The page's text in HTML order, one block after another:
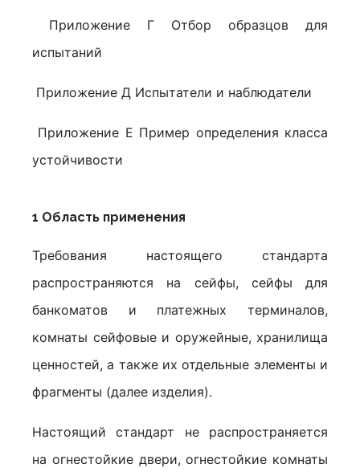
Приложение Г Отбор образцов для
испытаний
Приложение Д Испытатели и наблюдатели
Приложение Е Пример определения класса
устойчивости
1 Область применения
Требования настоящего стандарта
распространяются на сейфы, сейфы для
банкоматов и платежных терминалов,
комнаты сейфовые и оружейные, хранилища
ценностей, а также их отдельные элементы и
фрагменты (далее изделия).
Настоящий стандарт не распространяется
на огнестойкие двери, огнестойкие комнаты